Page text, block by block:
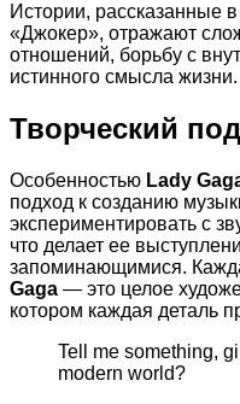
Истории, рассказанные
«Джокер», отражают
отношений, борьбу с
истинного смысла жизни.
Творческий
Особенностью Lady
подход к созданию
экспериментировать с
что делает ее
запоминающимися.
Gaga — это целое
котором каждая деталь
Tell me something,
modern world?